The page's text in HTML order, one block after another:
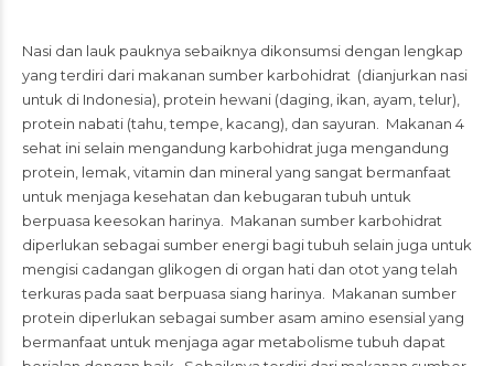
Nasi dan lauk pauknya sebaiknya dikonsumsi dengan lengkap
yang terdiri dari makanan sumber karbohidrat (dianjurkan nasi
untuk di Indonesia), protein hewani (daging, ikan, ayam, telur),
protein nabati (tahu, tempe, kacang), dan sayuran. Makanan 4
sehat ini selain mengandung karbohidrat juga mengandung
protein, lemak, vitamin dan mineral yang sangat bermanfaat
untuk menjaga kesehatan dan kebugaran tubuh untuk
berpuasa keesokan harinya. Makanan sumber karbohidrat
diperlukan sebagai sumber energi bagi tubuh selain juga untuk
mengisi cadangan glikogen di organ hati dan otot yang telah
terkuras pada saat berpuasa siang harinya. Makanan sumber
protein diperlukan sebagai sumber asam amino esensial yang
bermanfaat untuk menjaga agar metabolisme tubuh dapat